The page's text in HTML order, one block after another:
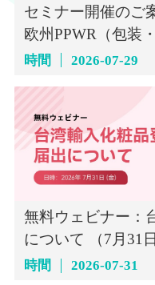
セミナー開催のご
欧州PPWR（包装
インセミナー（7月
時間 2026-07-29
無料ウェビナー：
について （7月31日
時間 2026-07-31